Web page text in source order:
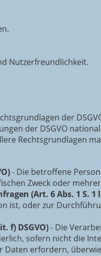
Nutzerfreundlichkeit.
der
der DSGVO
Rechtsgrundlagen
- Die betroffene
Zweck oder
(Art. 6 Abs. 1 S. 1
ist, oder zur
f) DSGVO)- Die
sofern nicht die
Daten erfordern,